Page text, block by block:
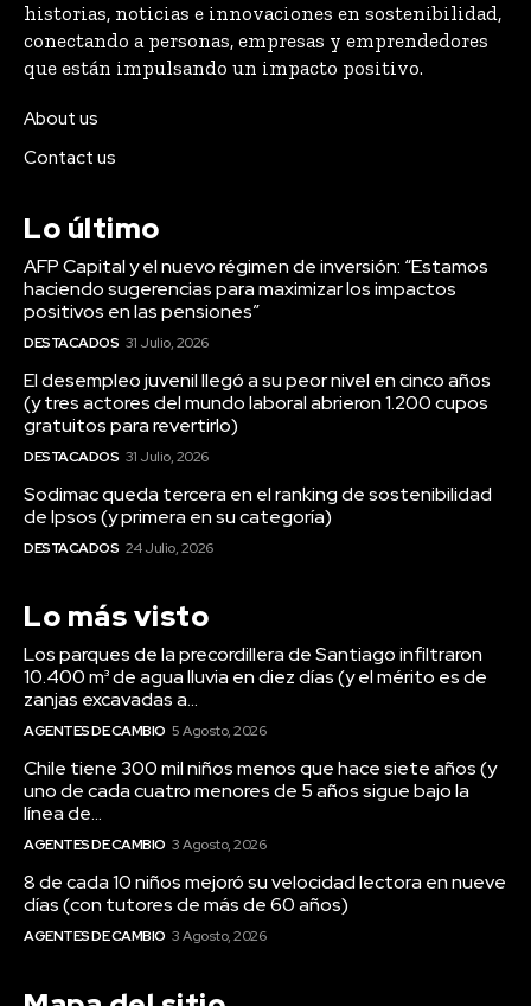
historias, noticias e innovaciones en sostenibilidad,
conectando a personas, empresas y emprendedores
que están impulsando un impacto positivo.
About us
Contact us
Lo último
AFP Capital y el nuevo régimen de inversión: “Estamos
haciendo sugerencias para maximizar los impactos
positivos en las pensiones”
DESTACADOS 31 Julio, 2026
El desempleo juvenil llegó a su peor nivel en cinco años
(y tres actores del mundo laboral abrieron 1.200 cupos
gratuitos para revertirlo)
DESTACADOS 31 Julio, 2026
Sodimac queda tercera en el ranking de sostenibilidad
de Ipsos (y primera en su categoría)
DESTACADOS 24 Julio, 2026
Lo más visto
Los parques de la precordillera de Santiago infiltraron
10.400 m³ de agua lluvia en diez días (y el mérito es de
zanjas excavadas a...
AGENTES DE CAMBIO 5 Agosto, 2026
Chile tiene 300 mil niños menos que hace siete años (y
uno de cada cuatro menores de 5 años sigue bajo la
línea de...
AGENTES DE CAMBIO 3 Agosto, 2026
8 de cada 10 niños mejoró su velocidad lectora en nueve
días (con tutores de más de 60 años)
AGENTES DE CAMBIO 3 Agosto, 2026